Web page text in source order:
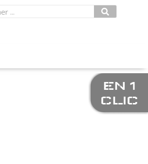
EN 1
CLIC